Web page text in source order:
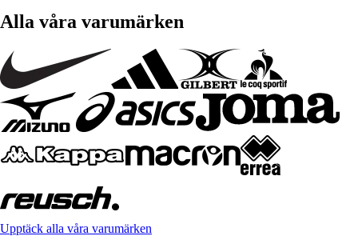
Alla våra varumärken
Upptäck alla våra varumärken